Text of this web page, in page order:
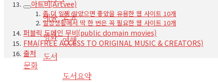
운동
여행
문화
예술
영화
도서
도서요약
아트비(Artvee)
좀 더 일찍 알았으면 좋았을 유용한 웹 사이트 10개
일상생활에서 딱 한 번은 꼭 필요한 웹 사이트 10개
퍼블릭 도메인 무비(public domain movies)
FMA(FREE ACCESS TO ORIGINAL MUSIC & CREATORS)
출처